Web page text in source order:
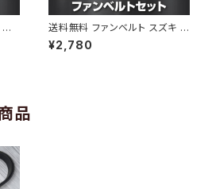
H
送料無料 ファンベルト スズキ ワ
ゴンR 型式MH34S H24.09～
H29.02 （国内トップメーカー）
¥2,780
品